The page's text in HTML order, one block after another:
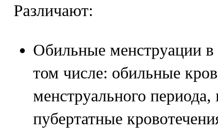
Различают:
Обильные менструации в
том числе: обильные
менструального
пубертатные